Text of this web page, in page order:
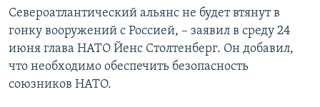
Североатлантический альянс не будет втянут в
гонку вооружений с Россией, – заявил в среду 24
июня глава НАТО Йенс Столтенберг. Он добавил,
что необходимо обеспечить безопасность
союзников НАТО.